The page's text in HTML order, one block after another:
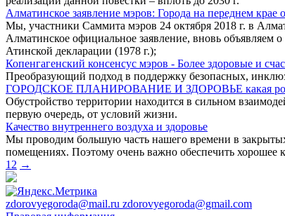
Алматинское заявление мэров: Города на переднем крае
Мы, участники Саммита мэров 24 октября 2018 г. в
Алматинское официальное заявление, вновь
Атинской декларации (1978 г.);
Копенгагенский консенсус мэров - Более здоровые и
Преобразующий подход в поддержку безопасных,
ГОРОДСКОЕ ПЛАНИРОВАНИЕ И ЗДОРОВЬЕ какая
Обустройство территории находится в сильном
первую очередь, от условий жизни.
Качество внутреннего воздуха и здоровье
Мы проводим большую часть нашего времени в
помещениях. Поэтому очень важно обеспечить хорошее
1 2 →
zdorovyegoroda@mail.ru zdorovyegoroda@gmail.com